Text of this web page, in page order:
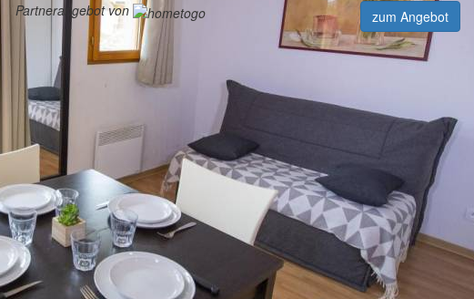
Partnerangebot von
zum Angebot